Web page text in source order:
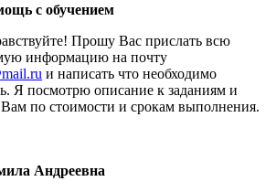
с обучением
Прошу Вас прислать всю
информацию на почту
и написать что необходимо
Я посмотрю описание к заданиям и
по стоимости и срокам выполнения.
Андреевна